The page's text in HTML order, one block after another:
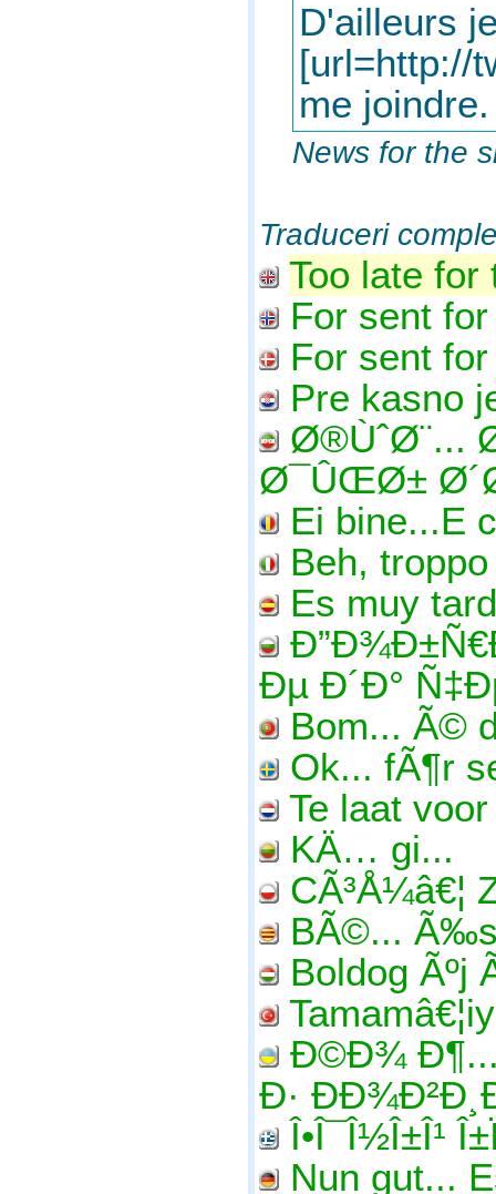
D'ailleurs
[url=http://
me joindre.
News for the
Traduceri
Too late for
For sent
For sent
Pre kasno
Ø®ÙˆØ¨...
Ø¯ÛŒØ±
Ei bine...E
Beh,
Es muy
Ðµ Ð´Ð°
Bom... Ã©
Ok... fÃ¶r
Te laat
KÄ… gi...
CÃ³Å¼â€¦
BÃ©... Ã‰s
Boldog Ãºj
Ð©Ð¾ Ð¶...
Ð·
Î•Î¯Î½Î±Î¹
Nun gut...